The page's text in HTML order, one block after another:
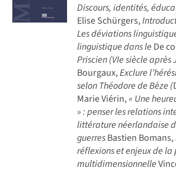
Discours, identités,
Elise Schürgers,
Les déviations
linguistique dans le De
Priscien (VIe siècle après
Bourgaux,Exclure
selon Théodore de Bèze (
Marie Viérin,« Une
» : penser les relations
littérature néerlandaise
guerresBastien Bomans,
réflexions et enjeux de la
multidimensionnelle